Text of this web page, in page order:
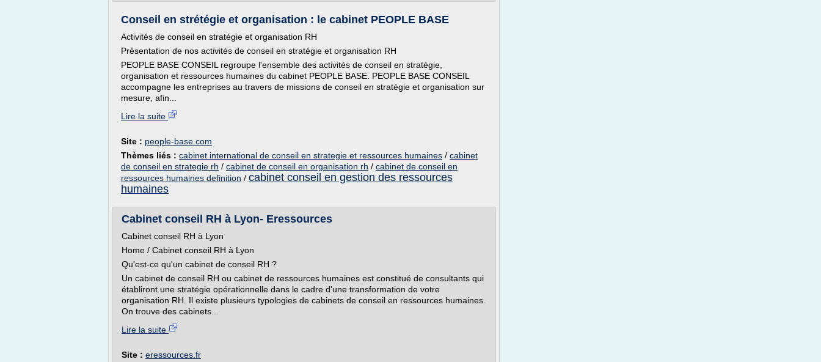
Conseil en strétégie et organisation : le cabinet PEOPLE BASE
Activités de conseil en stratégie et organisation RH
Présentation de nos activités de conseil en stratégie et organisation RH
PEOPLE BASE CONSEIL regroupe l'ensemble des activités de conseil en stratégie,
organisation et ressources humaines du cabinet PEOPLE BASE. PEOPLE BASE CONSEIL
accompagne les entreprises au travers de missions de conseil en stratégie et organisation sur
mesure, afin...
Lire la suite
Site : people-base.com
Thèmes liés : cabinet international de conseil en strategie et ressources humaines / cabinet
de conseil en strategie rh / cabinet de conseil en organisation rh / cabinet de conseil en
ressources humaines definition / cabinet conseil en gestion des ressources
humaines
Cabinet conseil RH à Lyon- Eressources
Cabinet conseil RH à Lyon
Home / Cabinet conseil RH à Lyon
Qu'est-ce qu'un cabinet de conseil RH ?
Un cabinet de conseil RH ou cabinet de ressources humaines est constitué de consultants qui
établiront une stratégie opérationnelle dans le cadre d'une transformation de votre
organisation RH. Il existe plusieurs typologies de cabinets de conseil en ressources humaines.
On trouve des cabinets...
Lire la suite
Site : eressources.fr